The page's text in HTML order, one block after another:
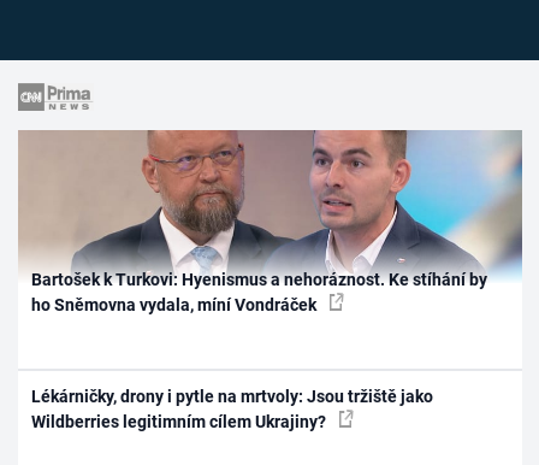
Bartošek k Turkovi: Hyenismus a nehoráznost. Ke stíhání by
ho Sněmovna vydala, míní Vondráček
Lékárničky, drony i pytle na mrtvoly: Jsou tržiště jako
Wildberries legitimním cílem Ukrajiny?